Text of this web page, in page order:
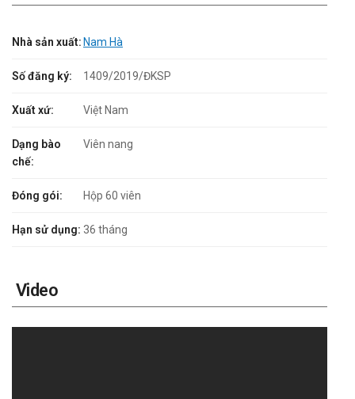
Nhà sản xuất: Nam Hà
Số đăng ký: 1409/2019/ĐKSP
Xuất xứ: Việt Nam
Dạng bào
chế:
Viên nang
Đóng gói: Hộp 60 viên
Hạn sử dụng: 36 tháng
Video